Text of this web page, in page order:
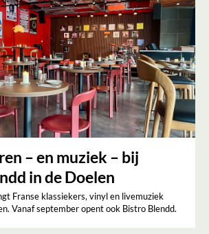
– en muziek – bij
in de Doelen
Franse klassiekers, vinyl en livemuziek
Vanaf september opent ook Bistro Blendd.